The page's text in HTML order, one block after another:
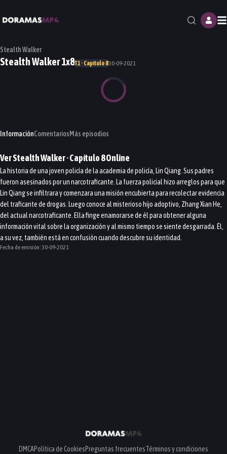
Stealth Walker
Stealth Walker 1x8T1 · Capítulo 830-09-2021
InformaciónComentariosMás episodios
VerStealth Walker· Capítulo8Online
La historia de una joven policía de la academia de policía, Lin Qiang. Sus padres
fueron asesinados por un narcotraficante. La fuerza policial hizo arreglos para que
Lin Qiang se infiltrara y comenzara una misión encubierta para recolectar evidencia
del traficante de drogas. Luego conoce al misterioso hijo adoptivo, Zhang Xian He,
del actual narcotraficante. Ella finge enamorarse de él para obtener alguna
información vital sobre la organización y al mismo tiempo se siente desgarrada. Él,
a su vez, también está en confusión cuando descubre su identidad.
Fecha de emisión:30-09-2021
DMCAPolítica de CookiesPreguntas frecuentesTérminos y condiciones